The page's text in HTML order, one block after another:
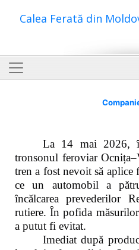
Calea Ferată din
La 14 mai 2026,
tronsonul feroviar
tren a fost nevoit să aplice
ce un automobil a
încălcarea prevederilor
rutiere. În pofida
a putut fi evitat.
Imediat după